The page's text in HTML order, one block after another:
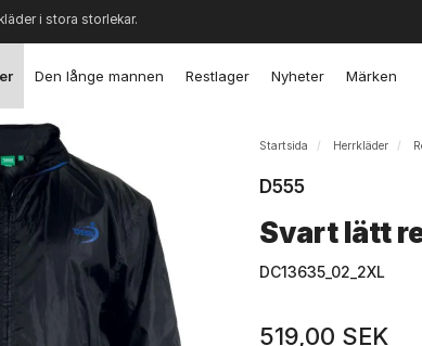
i stora storlekar.
Den långe mannen Restlager Nyheter Märken
Startsida Herrkläder
D555
Svart lätt
DC13635_02_2XL
519,00 SEK